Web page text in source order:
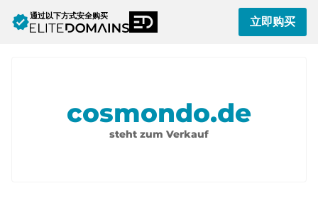
verified通过以下方式安全购买 立即购买
cosmondo.de
steht zum Verkauf